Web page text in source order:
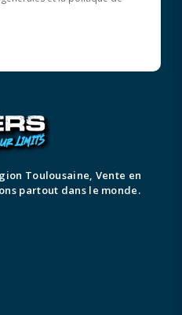
Toulousaine, Vente en
partout dans le monde.